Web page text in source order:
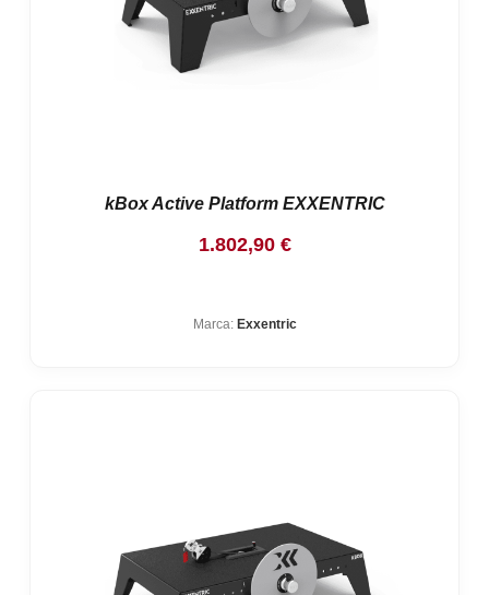
kBox Active Platform EXXENTRIC
1.802,90 €
Marca: Exxentric